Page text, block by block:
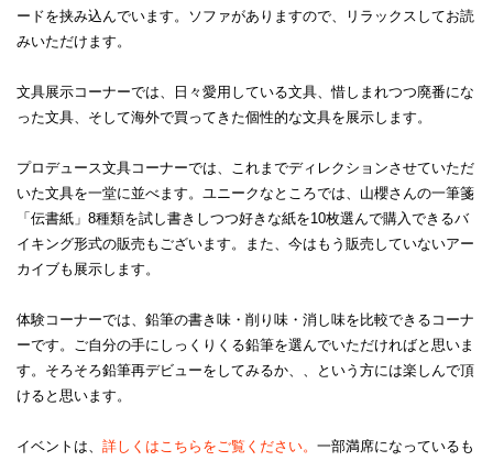
ードを挟み込んでいます。ソファがありますので、リラックスしてお読
みいただけます。
文具展示コーナーでは、日々愛用している文具、惜しまれつつ廃番にな
った文具、そして海外で買ってきた個性的な文具を展示します。
プロデュース文具コーナーでは、これまでディレクションさせていただ
いた文具を一堂に並べます。ユニークなところでは、山櫻さんの一筆箋
「伝書紙」8種類を試し書きしつつ好きな紙を10枚選んで購入できるバ
イキング形式の販売もございます。また、今はもう販売していないアー
カイブも展示します。
体験コーナーでは、鉛筆の書き味・削り味・消し味を比較できるコーナ
ーです。ご自分の手にしっくりくる鉛筆を選んでいただければと思いま
す。そろそろ鉛筆再デビューをしてみるか、、という方には楽しんで頂
けると思います。
イベントは、 詳しくはこちらをご覧ください。 一部満席になっているも